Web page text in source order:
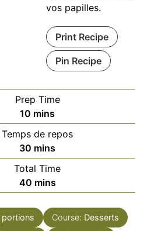
vos papilles.
Print Recipe
Pin Recipe
Prep Time
10 minutes
mins
Temps de repos
30 minutes
mins
Total Time
40minutes
mins
portions Course: Desserts